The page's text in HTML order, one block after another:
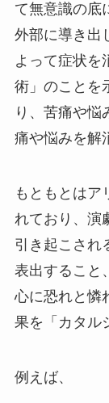
て無意識の底
外部に導き出
よって症状を
術」のことを
り、苦痛や悩
痛や悩みを解
もともとはア
れており、演
引き起こされ
表出すること
心に恐れと憐
果を「カタル
例えば、